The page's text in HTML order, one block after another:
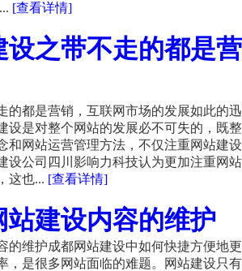
[查看详情]
设之带不走的都是营
的都是营销，互联网市场的发展如此的迅
设是对整个网站的发展必不可失的，既整
和网站运营管理方法，不仅注重网站建设
设公司四川影响力科技认为更加注重网站
这也... [查看详情]
站建设内容的维护
的维护成都网站建设中如何快捷方便地更
，是很多网站面临的难题。网站建设只有